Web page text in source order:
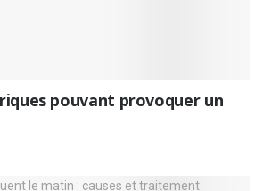
pouvant provoquer un